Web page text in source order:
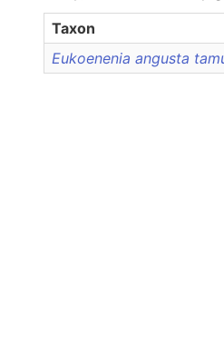
Taxon
Eukoenenia angusta